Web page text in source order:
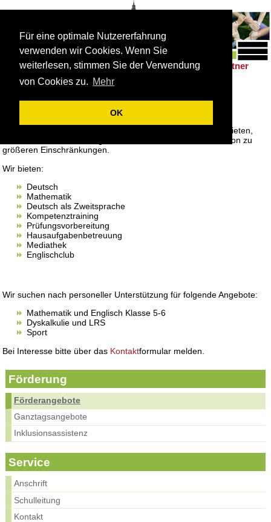
Für eine optimale Nutzererfahrung
verwenden wir Cookies. Wenn Sie
weiterlesen, stimmen Sie der Verwendung
von Cookies zu. Mehr
OK
Schulleben |Förderung | Berufsorientierung Partner
Förderangebote
Wir würden sehr gerne noch mehr Fördermöglichkeiten anbieten,
aber leider kommt es aufgrund der aktuellen Personalsituation zu
größeren Einschränkungen.
Wir bieten:
Deutsch
Mathematik
Deutsch als Zweitsprache
Kompetenztraining
Prüfungsvorbereitung
Hausaufgabenbetreuung
Mediathek
Englischclub
Wir suchen nach personeller Unterstützung für folgende Angebote:
Mathematik und Englisch Klasse 5-6
Dyskalkulie und LRS
Sport
Bei Interesse bitte über das Kontaktformular melden.
Förderung
Förderangebote
Ganztagsangebote
Inklusionsassistenz
Service
Anschrift
Schulleitung
Kontakt